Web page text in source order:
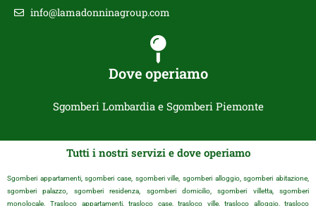
info@lamadonninagroup.com
Dove operiamo
Sgomberi Lombardia e Sgomberi Piemonte
Tutti i nostri servizi e dove operiamo
Sgomberi appartamenti, sgomberi case, sgomberi ville, sgomberi alloggio, sgomberi abitazione,
sgomberi palazzo, sgomberi residenza, sgomberi domicilio, sgomberi villetta, sgomberi
monolocale. Trasloco appartamenti, trasloco case, trasloco ville, trasloco alloggio, trasloco